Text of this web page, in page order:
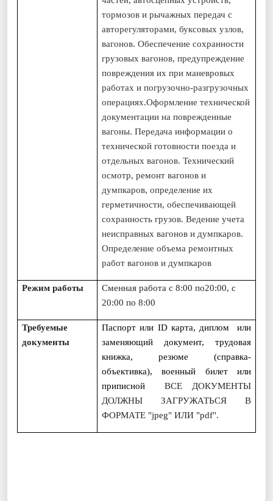
тормозов и рычажных передач с
авторегуляторами, буксовых узлов,
вагонов. Обеспечение сохранности
грузовых вагонов, предупреждение
повреждения их при маневровых
работах и погрузочно-разгрузочных
операциях.Оформление технической
документации на поврежденные
вагоны. Передача информации о
технической готовности поезда и
отдельных вагонов. Технический
осмотр, ремонт вагонов и
думпкаров, определение их
герметичности, обеспечивающей
сохранность грузов. Ведение учета
неисправных вагонов и думпкаров.
Определение объема ремонтных
работ вагонов и думпкаров
Режим работы
Сменная работа с 8:00 по20:00, с
20:00 по 8:00
Требуемые
документы
Паспорт или IDкарта, диплом или
заменяющий документ, трудовая
книжка, резюме (справка-
объективка), военный билет или
приписной
ВСЕ ДОКУМЕНТЫ
ДОЛЖНЫ ЗАГРУЖАТЬСЯ В
ФОРМАТЕ "jpeg" ИЛИ "pdf".